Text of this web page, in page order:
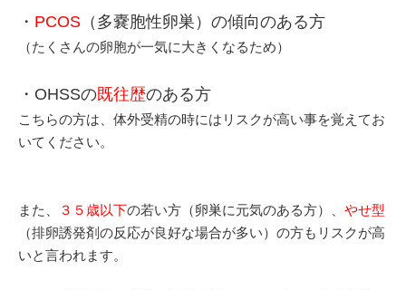
・ PCOS （多嚢胞性卵巣）の傾向のある方
（たくさんの卵胞が一気に大きくなるため）
・OHSSの既往歴のある方
こちらの方は、体外受精の時にはリスクが高い事を覚えてお
いてください。
また、 ３５歳以下の若い方（卵巣に元気のある方）、 やせ型
（排卵誘発剤の反応が良好な場合が多い）の方もリスクが高
いと言われます。